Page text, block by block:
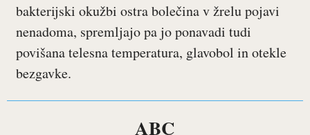
bakterijski okužbi ostra bolečina v žrelu pojavi
nenadoma, spremljajo pa jo ponavadi tudi
povišana telesna temperatura, glavobol in otekle
bezgavke.
ABC